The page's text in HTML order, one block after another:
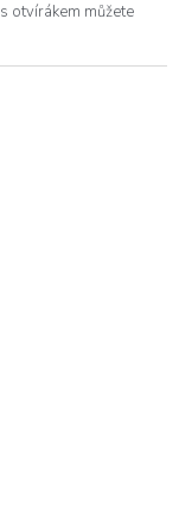
otvírákem můžete